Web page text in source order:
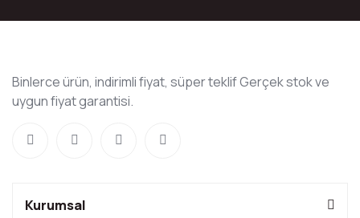
Binlerce ürün, indirimli fiyat, süper teklif Gerçek stok ve
uygun fiyat garantisi.
Kurumsal